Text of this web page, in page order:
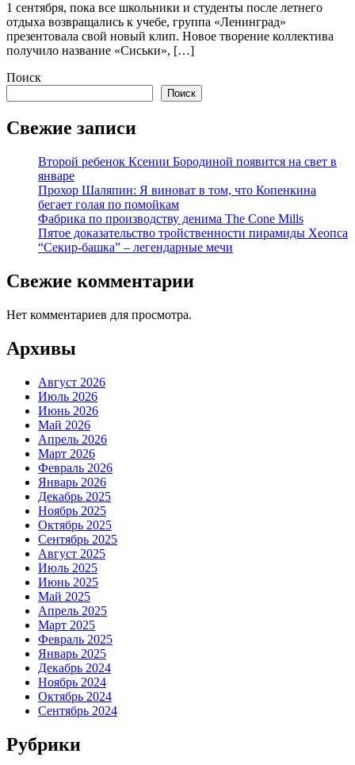
1 сентября, пока все школьники и студенты после летнего
отдыха возвращались к учебе, группа «Ленинград»
презентовала свой новый клип. Новое творение коллектива
получило название «Сиськи», […]
Поиск
Поиск
Свежие записи
Второй ребенок Ксении Бородиной появится на свет в
январе
Прохор Шаляпин: Я виноват в том, что Копенкина
бегает голая по помойкам
Фабрика по производству денима The Cone Mills
Пятое доказательство тройственности пирамиды Хеопса
“Секир-башка” – легендарные мечи
Свежие комментарии
Нет комментариев для просмотра.
Архивы
Август 2026
Июль 2026
Июнь 2026
Май 2026
Апрель 2026
Март 2026
Февраль 2026
Январь 2026
Декабрь 2025
Ноябрь 2025
Октябрь 2025
Сентябрь 2025
Август 2025
Июль 2025
Июнь 2025
Май 2025
Апрель 2025
Март 2025
Февраль 2025
Январь 2025
Декабрь 2024
Ноябрь 2024
Октябрь 2024
Сентябрь 2024
Рубрики